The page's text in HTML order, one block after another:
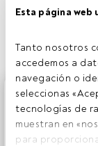
Esta página web
Tanto nosotros
accedemos a
navegación o
seleccionas
tecnologías de
muestran en
para
Compartir:
Este es un
de
botón Login. Si
registrarte y